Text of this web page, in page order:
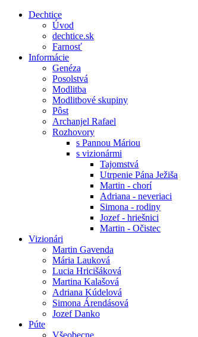
Dechtice
Úvod
dechtice.sk
Farnosť
Informácie
Genéza
Posolstvá
Modlitba
Modlitbové skupiny
Pôst
Archanjel Rafael
Rozhovory
s Pannou Máriou
s vizionármi
Tajomstvá
Utrpenie Pána Ježiša
Martin - chorí
Adriana - neveriaci
Simona - rodiny
Jozef - hriešnici
Martin - Očistec
Vizionári
Martin Gavenda
Mária Lauková
Lucia Hricišáková
Martina Kalašová
Adriana Kúdelová
Simona Árendásová
Jozef Danko
Púte
Všeobecne